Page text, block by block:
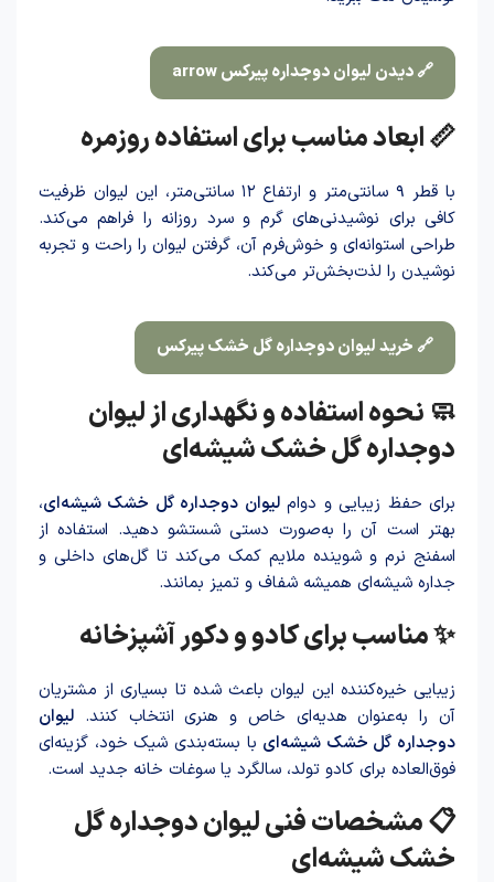
🔗 دیدن لیوان دوجداره پیرکس arrow
📏 ابعاد مناسب برای استفاده روزمره
با قطر ۹ سانتی‌متر و ارتفاع ۱۲ سانتی‌متر، این لیوان ظرفیت
کافی برای نوشیدنی‌های گرم و سرد روزانه را فراهم می‌کند.
طراحی استوانه‌ای و خوش‌فرم آن، گرفتن لیوان را راحت و تجربه
نوشید‌ن را لذت‌بخش‌تر می‌کند.
🔗 خرید لیوان دوجداره گل خشک پیرکس
🧼 نحوه استفاده و نگهداری از لیوان
دوجداره گل خشک شیشه‌ای
برای حفظ زیبایی و دواملیوان دو‌جداره گل خشک شیشه‌ای،
بهتر است آن را به‌صورت دستی شستشو دهید. استفاده از
اسفنج نرم و شوینده ملایم کمک می‌کند تا گل‌های داخلی و
جداره شیشه‌ای همیشه شفاف و تمیز بمانند.
✨ مناسب برای کادو و دکور آشپزخانه
زیبایی خیره‌کننده این لیوان با‌عث شد‌ه تا بسیاری از مشتریان
آن را به‌عنوان هدیه‌ای خاص و هنری انتخاب کنند. لیوان
دوجداره گل خشک شیشه‌ای با بسته‌بندی شیک خود، گزینه‌ای
فوق‌العاده برای کادو تولد، سالگرد یا سوغات خانه جدید است.
📋 مشخصات فنی لیوان دو‌جداره گل
خشک شیشه‌ای